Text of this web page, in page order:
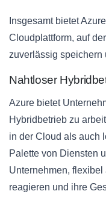
Insgesamt bietet
Cloudplattform, auf
zuverlässig speichern
Nahtloser
Azure bietet
Hybridbetrieb zu
in der Cloud als auch
Palette von Diensten
Unternehmen,
reagieren und ihre